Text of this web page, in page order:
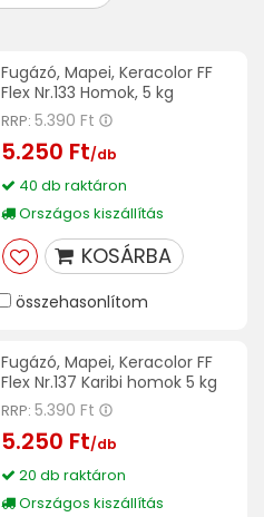
Fugázó, Mapei, Keracolor FF
Flex Nr.133 Homok, 5 kg
RRP: 5.390 Ft
5.250 Ft/db
40 db raktáron
Országos kiszállítás
KOSÁRBA
összehasonlítom
Fugázó, Mapei, Keracolor FF
Flex Nr.137 Karibi homok 5 kg
RRP: 5.390 Ft
5.250 Ft/db
20 db raktáron
Országos kiszállítás